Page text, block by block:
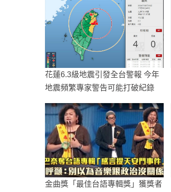
花蓮6.3級地震引發全台警報 今年
地震頻繁專家警告可能打破紀錄
金曲獎「最佳台語專輯獎」獲獎者